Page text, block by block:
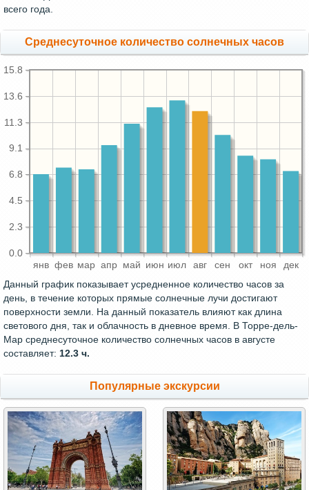
всего года.
Среднесуточное количество солнечных часов
янв фев мар апр май июн июл авг сен окт ноя дек
0.0
2.3
4.5
6.8
9.1
11.3
13.6
15.8
Данный график показывает усредненное количество часов за
день, в течение которых прямые солнечные лучи достигают
поверхности земли. На данный показатель влияют как длина
светового дня, так и облачность в дневное время. В Торре-дель-
Мар среднесуточное количество солнечных часов в августе
составляет: 12.3 ч.
Популярные экскурсии